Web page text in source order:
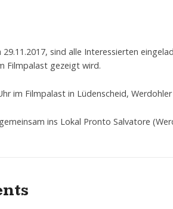
sind alle Interessierten
Filmpalast gezeigt wird.
im Filmpalast in Lüdenscheid,
ins Lokal Pronto Salvatore